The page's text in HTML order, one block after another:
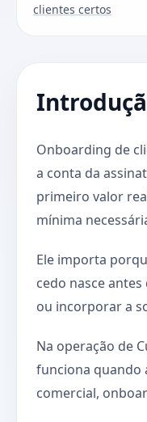
clientes certos
Onboarding de
a conta da
primeiro valor
mínima
Ele importa
cedo nasce
ou incorporar a
Na operação de
funciona quando
comercial,